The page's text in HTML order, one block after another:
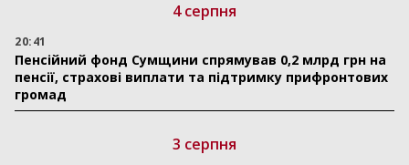
4 серпня
20:41
Пенсійний фонд Сумщини спрямував 0,2 млрд грн на
пенсії, страхові виплати та підтримку прифронтових
громад
3 серпня